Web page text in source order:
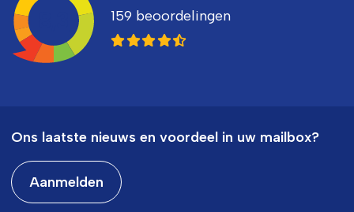
159 beoordelingen
Ons laatste nieuws en voordeel in uw mailbox?
Aanmelden